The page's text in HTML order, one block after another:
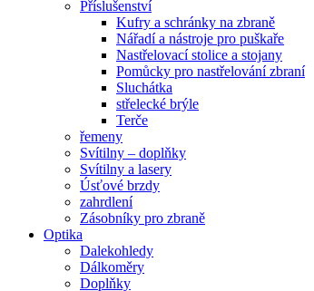
Příslušenství
Kufry a schránky na zbraně
Nářadí a nástroje pro puškaře
Nastřelovací stolice a stojany
Pomůcky pro nastřelování zbraní
Sluchátka
střelecké brýle
Terče
řemeny
Svítilny – doplňky
Svítilny a lasery
Úsťové brzdy
zahrdlení
Zásobníky pro zbraně
Optika
Dalekohledy
Dálkoměry
Doplňky